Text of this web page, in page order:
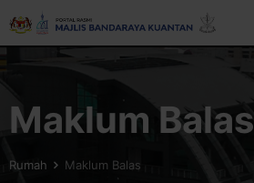
Maklum Balas
Rumah Maklum Balas